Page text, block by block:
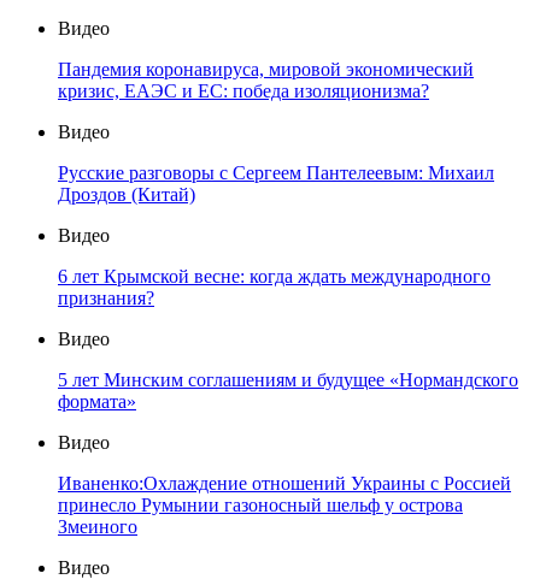
Видео
Пандемия коронавируса, мировой экономический
кризис, ЕАЭС и ЕС: победа изоляционизма?
Видео
Русские разговоры с Сергеем Пантелеевым: Михаил
Дроздов (Китай)
Видео
6 лет Крымской весне: когда ждать международного
признания?
Видео
5 лет Минским соглашениям и будущее «Нормандского
формата»
Видео
Иваненко:Охлаждение отношений Украины с Россией
принесло Румынии газоносный шельф у острова
Змеиного
Видео